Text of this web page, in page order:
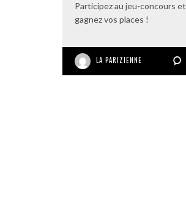
Participez au jeu-concours et
gagnez vos places !
LA PARIZIENNE